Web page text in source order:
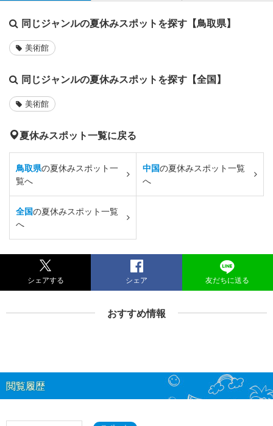
同じジャンルの夏休みスポットを探す【鳥取県】
美術館
同じジャンルの夏休みスポットを探す【全国】
美術館
夏休みスポット一覧に戻る
鳥取県の夏休みスポット一
覧へ
中国の夏休みスポット一覧
へ
全国の夏休みスポット一覧
へ
シェアする シェア 友だちに送る
おすすめ情報
閲覧履歴